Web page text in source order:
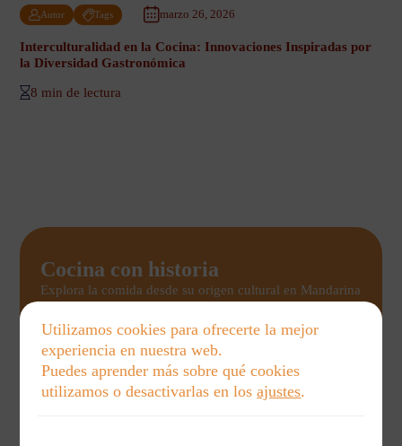
Autor Tags marzo 26, 2026
Interculturalidad en la Cocina: Innovaciones Inspiradas por
la Diversidad Gastronómica
8 min de lectura
Cocina con historia
Explora la comida desde su origen cultural en Mandarina
y adultos conectan memorias, costumbres y sabores para
un aprendizaje único y cercano.
Ver talleres
Utilizamos cookies para ofrecerte la mejor
experiencia en nuestra web.
Puedes aprender más sobre qué cookies
utilizamos o desactivarlas en losajustes.